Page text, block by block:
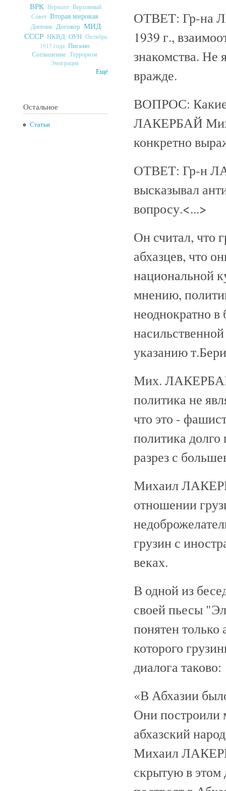
ВРК Вермахт Верховный
Совет Вторая мировая
Дневник Договор МИД
СССР НКВД ОУН Октябрь
1917 года Письмо
Соглашение Терроризм
Эмиграция
Ещё
Остальное
Статьи
ОТВЕТ: Гр-на
1939 г.,
знакомства. Не
вражде.
ВОПРОС: Какие
ЛАКЕРБАЙ
конкретно
ОТВЕТ: Гр-н
высказывал
вопросу.<...>
Он считал, что
абхазцев, что
национальной
мнению,
неоднократно в
указанию
Мих. ЛАКЕРБАЙ
политика не
что это -
политика долго
разрез с
Михаил
отношении
грузин с
веках.
В одной из
своей пьесы
понятен
которого
диалога таково:
«В Абхазии
Они построили
абхазский
Михаил
скрытую в этом